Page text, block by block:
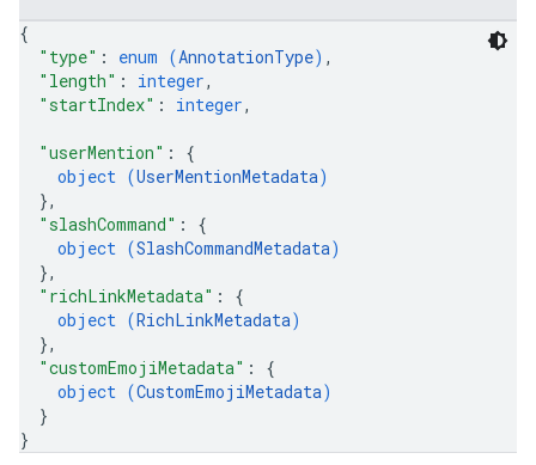
{
"type" : enum (AnnotationType) ,
"length" : integer,
"startIndex" : integer,
"userMention" : {
object (UserMentionMetadata)
},
"slashCommand" : {
object (SlashCommandMetadata)
},
"richLinkMetadata" : {
object (RichLinkMetadata)
},
"customEmojiMetadata" : {
object (CustomEmojiMetadata)
}
}